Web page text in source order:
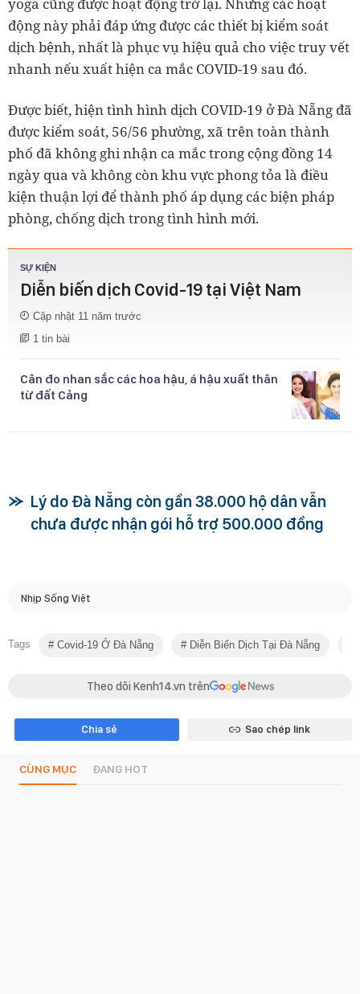
yoga cũng được hoạt động trở lại. Nhưng các hoạt
động nàyphải đáp ứng được các thiết bị kiểm soát
dịch bệnh, nhất là phục vụ hiệu quả cho việc truy vết
nhanh nếu xuất hiện ca mắc COVID-19 sau đó.
Được biết, hiện tình hình dịch COVID-19 ở Đà Nẵng đã
được kiểm soát, 56/56 phường, xã trên toàn thành
phố đã không ghi nhận ca mắc trong cộng đồng 14
ngày qua và không còn khu vực phong tỏa là điều
kiện thuận lợi để thành phố áp dụng các biện pháp
phòng, chống dịch trong tình hình mới.
SỰ KIỆN
Diễn biến dịch Covid-19 tại Việt Nam
Cập nhật 11 năm trước
1 tin bài
Cân đo nhan sắc các hoa hậu, á hậu xuất thân
từ đất Cảng
Lý do Đà Nẵng còn gần 38.000 hộ dân vẫn
chưa được nhận gói hỗ trợ 500.000 đồng
Nhịp Sống Việt
Tags Covid-19 Ở Đà Nẵng Diễn Biến Dịch Tại Đà Nẵng
Theo dõi Kenh14.vn trên
Chia sẻ Sao chép link
CÙNG MỤC ĐANG HOT